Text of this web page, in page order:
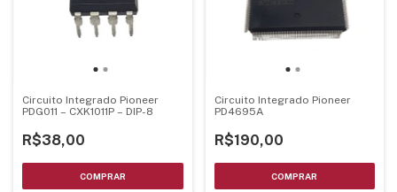
Circuito Integrado Pioneer
PDG011 – CXK1011P – DIP-8
R$38,00
Circuito Integrado Pioneer
PD4695A
R$190,00